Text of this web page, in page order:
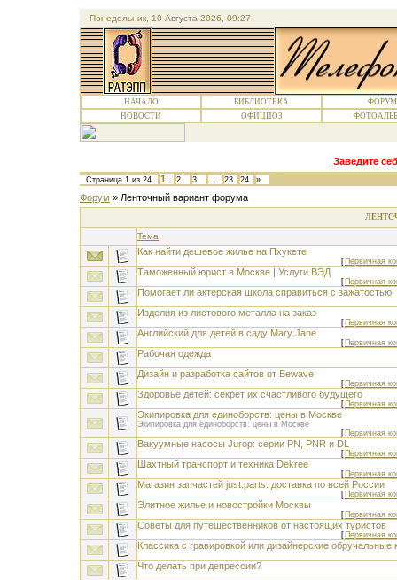
Понедельник, 10 Августа 2026, 09:27
НАЧАЛО БИБЛИОТЕКА
ФОРУМ
НОВОСТИ
ОФИЦИОЗ
Заведите
Страница 1 из 24 1 2 3 … 23 24 »
Форум » Ленточный вариант форума
Тема
Как найти дешевое жилье на Пхукете
[ Первичная
Таможенный юрист в Москве | Услуги ВЭД
[ Первичная
Помогает ли актерская школа справиться с зажатостью
Изделия из листового металла на заказ
[ Первичная
Английский для детей в саду Mary Jane
[ Первичная
Рабочая одежда
Дизайн и разработка сайтов от Bewave
[ Первичная
Здоровье детей: секрет их счастливого будущего
[ Первичная
Экипировка для единоборств: цены в Москве
Экипировка для единоборств: цены в Москве
[ Первичная
Вакуумные насосы Jurop: серии PN, PNR и DL
[ Первичная
Шахтный транспорт и техника Dekree
[ Первичная
Магазин запчастей just.parts: доставка по всей России
[ Первичная
Элитное жилье и новостройки Москвы
[ Первичная
Советы для путешественников от настоящих туристов
[ Первичная
Классика с гравировкой или дизайнерские обручальные
Что делать при депрессии?